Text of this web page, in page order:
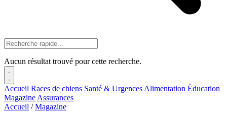
Aucun résultat trouvé pour cette recherche.
Accueil Races de chiens Santé & Urgences Alimentation Éducation
Magazine Assurances
Accueil / Magazine